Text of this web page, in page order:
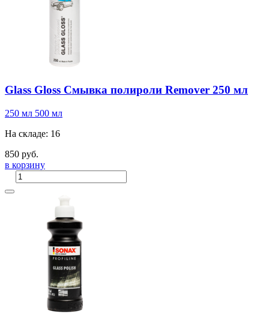
Glass Gloss Смывка полироли Remover 250 мл
250 мл 500 мл
На складе: 16
850 руб.
в корзину